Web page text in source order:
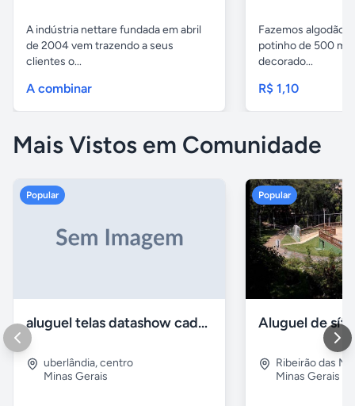
A indústria nettare fundada em abril
de 2004 vem trazendo a seus
clientes o...
A combinar
Fazemos algodão
potinho de 500 ml
decorado...
R$ 1,10
Mais Vistos em Comunidade
Popular
aluguel telas datashow cadeiras uberlândia
uberlândia,centro
Minas Gerais
Popular
Ribeirão das
Minas Gerais